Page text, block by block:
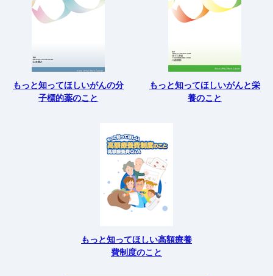
もっと知ってほしいがんの分
子標的薬のこと
もっと知ってほしいがんと栄
養のこと
もっと知ってほしい高額療養
費制度のこと